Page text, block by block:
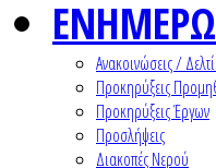
Ανακοινώσεις /
Προκηρύξεις
Προκηρύξεις Έργων
Προσλήψεις
Διακοπές Νερού